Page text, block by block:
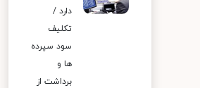
دارد /
تکلیف
سود سپرده
ها و
برداشت از